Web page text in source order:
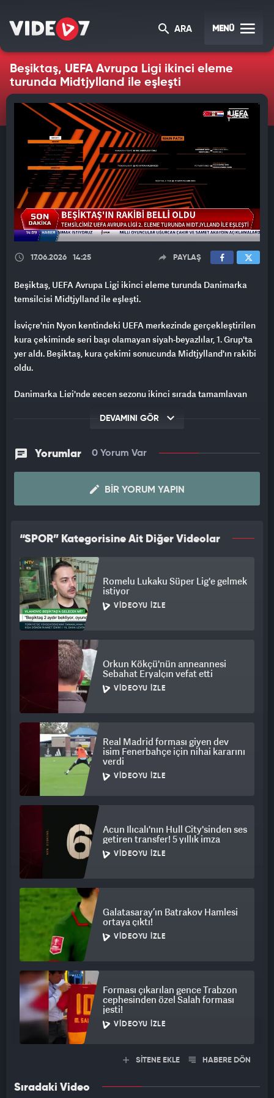
ARA MENÜ
Beşiktaş, UEFA Avrupa Ligi ikinci eleme
turunda Midtjylland ile eşleşti
17.06.2026 14:25 PAYLAŞ
Beşiktaş, UEFA Avrupa Ligi ikinci eleme turunda Danimarka
temsilcisi Midtjylland ile eşleşti.
İsviçre'nin Nyon kentindeki UEFA merkezinde gerçekleştirilen
kura çekiminde seri başı olamayan siyah-beyazlılar, 1. Grup'ta
yer aldı. Beşiktaş, kura çekimi sonucunda Midtjylland'ın rakibi
oldu.
Danimarka Ligi'nde geçen sezonu ikinci sırada tamamlayan
Temmuz'da oynanacak.
DEVAMINI GÖR
Yorumlar 0 Yorum Var
BIR YORUM YAPIN
“SPOR” Kategorisine Ait Diğer Videolar
Romelu Lukaku Süper Lig'e gelmek
istiyor
VIDEOYU İZLE
Orkun Kökçü'nün anneannesi
Sebahat Eryalçın vefat etti
VIDEOYU İZLE
Real Madrid forması giyen dev
isim Fenerbahçe için nihai kararını
verdi
VIDEOYU İZLE
Acun Ilıcalı'nın Hull City'sinden ses
getiren transfer! 5 yıllık imza
VIDEOYU İZLE
Galatasaray’ın Batrakov Hamlesi
ortaya çıktı!
VIDEOYU İZLE
Forması çıkarılan gence Trabzon
cephesinden özel Salah forması
jesti!
VIDEOYU İZLE
SİTENE EKLE HABERE DÖN
Sıradaki Video